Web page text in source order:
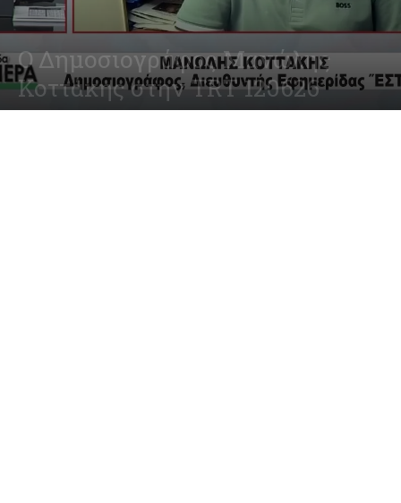
Ο Δημοσιογράφος Μανώλης
Κοττάκης στην TRT 120626